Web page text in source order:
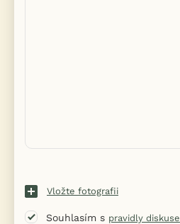
Vložte fotografii
Souhlasím s pravidly diskuse